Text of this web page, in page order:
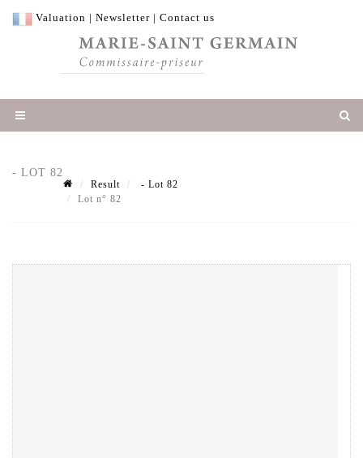
Valuation | Newsletter | Contact us
- LOT 82
Result
- Lot 82
Lot n° 82